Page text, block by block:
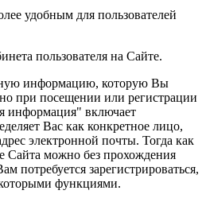
удобным для пользователей
пользователя на Сайте.
информацию, которую Вы
при посещении или регистрации
информация" включает
Вас как конкретное лицо,
электронной почты. Тогда как
Сайта можно без прохождения
потребуется зарегистрироваться,
функциями.